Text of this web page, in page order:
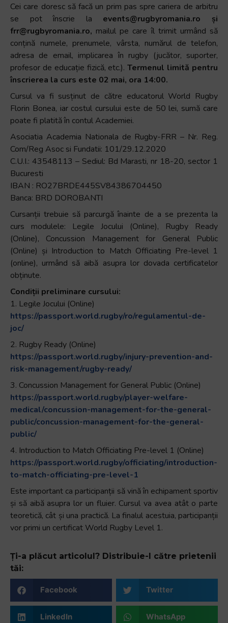
Cei care doresc să facă un prim pas spre cariera de arbitru
se pot înscrie la events@rugbyromania.ro și
frr@rugbyromania.ro, mailul pe care îl trimit urmând să
conțină numele, prenumele, vârsta, numărul de telefon,
adresa de email, implicarea în rugby (jucător, suporter,
profesor de educație fizică, etc.). Termenul limită pentru
înscrierea la curs este 02 mai, ora 14:00.
Cursul va fi susținut de către educatorul World Rugby
Florin Bonea, iar costul cursului este de 50 lei, sumă care
poate fi platită în contul Academiei.
Asociatia Academia Nationala de Rugby-FRR – Nr. Reg.
Com/Reg Asoc si Fundatii: 101/29.12.2020
C.U.I.: 43548113 – Sediul: Bd Marasti, nr 18-20, sector 1
Bucuresti
IBAN : RO27BRDE445SV84386704450
Banca: BRD DOROBANTI
Cursanții trebuie să parcurgă înainte de a se prezenta la
curs modulele: Legile Jocului (Online), Rugby Ready
(Online), Concussion Management for General Public
(Online) și Introduction to Match Officiating Pre-level 1
(online), urmând să aibă asupra lor dovada certificatelor
obținute.
Condiții preliminare cursului:
1. Legile Jocului (Online)
https://passport.world.rugby/ro/regulamentul-de-
joc/
2. Rugby Ready (Online)
https://passport.world.rugby/injury-prevention-and-
risk-management/rugby-ready/
3. Concussion Management for General Public (Online)
https://passport.world.rugby/player-welfare-
medical/concussion-management-for-the-general-
public/concussion-management-for-the-general-
public/
4. Introduction to Match Officiating Pre-level 1 (Online)
https://passport.world.rugby/officiating/introduction-
to-match-officiating-pre-level-1
Este important ca participanții să vină în echipament sportiv
și să aibă asupra lor un fluier. Cursul va avea atât o parte
teoretică, cât și una practică. La finalul acestuia, participanții
vor primi un certificat World Rugby Level 1.
Ți-a plăcut articolul? Distribuie-l către prietenii
tăi:
Facebook Twitter
LinkedIn WhatsApp